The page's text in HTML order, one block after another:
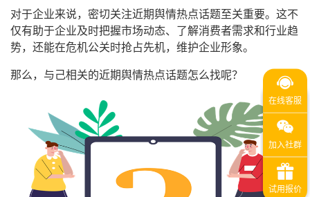
对于企业来说，密切关注近期舆情热点话题至关重要。这不
仅有助于企业及时把握市场动态、了解消费者需求和行业趋
势，还能在危机公关时抢占先机，维护企业形象。
那么，与己相关的近期舆情热点话题怎么找呢？